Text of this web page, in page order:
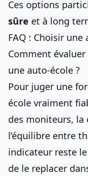
Ces options
sûre et à long
FAQ : Choisir
Comment
une auto-école ?
Pour juger une
école vraiment
des moniteurs,
l’équilibre entre
indicateur reste
de le replacer